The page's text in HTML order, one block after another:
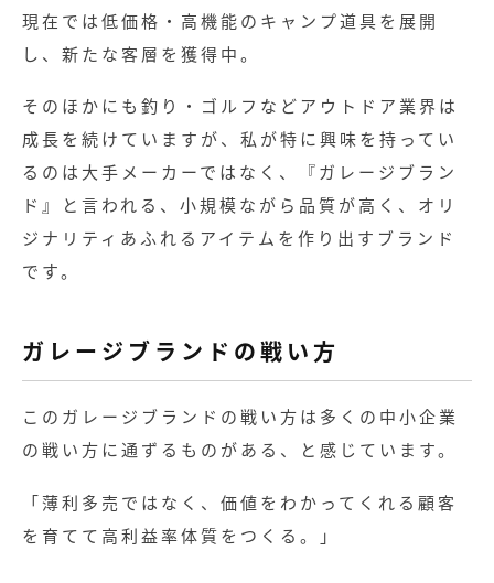
現在では低価格・高機能のキャンプ道具を展開
し、新たな客層を獲得中。
そのほかにも釣り・ゴルフなどアウトドア業界は
成長を続けていますが、私が特に興味を持ってい
るのは大手メーカーではなく、『ガレージブラン
ド』と言われる、小規模ながら品質が高く、オリ
ジナリティあふれるアイテムを作り出すブランド
です。
ガレージブランドの戦い方
このガレージブランドの戦い方は多くの中小企業
の戦い方に通ずるものがある、と感じています。
「薄利多売ではなく、価値をわかってくれる顧客
を育てて高利益率体質をつくる。」